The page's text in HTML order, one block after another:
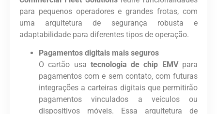
para pequenos operadores e grandes frotas, com
uma arquitetura de segurança robusta e
adaptabilidade para diferentes tipos de operação.
Pagamentos digitais mais seguros
O cartão usa tecnologia de chip EMVpara
pagamentos com e sem contato, com futuras
integrações a carteiras digitais que permitirão
pagamentos vinculados a veículos ou
dispositivos móveis. Essa arquitetura de